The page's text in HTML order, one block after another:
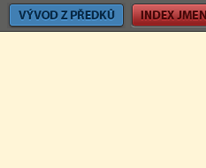
Vývod z předků Index jmen